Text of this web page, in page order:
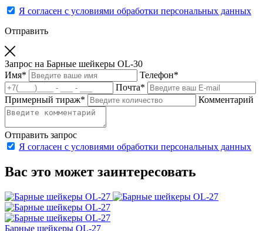
Я согласен с условиями обработки персональных данных
Отправить
Запрос на Барные шейкеры OL-30
Имя* Телефон*
Почта*
Примерный тираж* Комментарий
Отправить запрос
Я согласен с условиями обработки персональных данных
Вас это может заинтересовать
Барные шейкеры OL-27